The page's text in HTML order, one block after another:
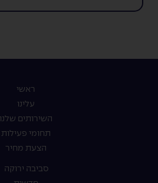
ראשי
עלינו
השירותים שלנו
תחומי פעילות
הצעת מחיר
סביבה ירוקה